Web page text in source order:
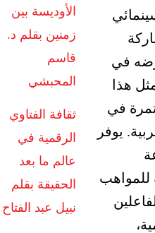
في
هذا
في
يوفر
للمواهب
الأوديسة بين
زمنين بقلم د.
قاسم
المحبشي
ثقافة الفتاوي
الرقمية في
عالم ما بعد
الحقيقة بقلم
نبيل عبد الفتاح